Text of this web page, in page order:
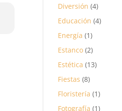
Diversión (4)
Educación (4)
Energía (1)
Estanco (2)
Estética (13)
Fiestas (8)
Floristería (1)
Fotografía (1)